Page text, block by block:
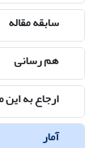
سابقه مقاله
هم رسانی
ارجاع به این
آمار